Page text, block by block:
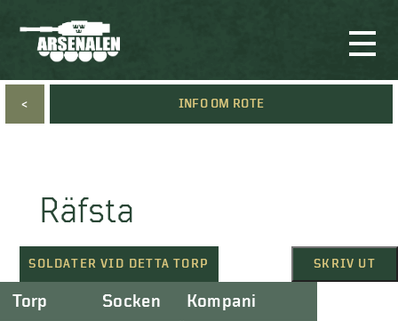
< INFO OM ROTE
Räfsta
SOLDATER VID DETTA TORP SKRIV UT
Torp Socken Kompani